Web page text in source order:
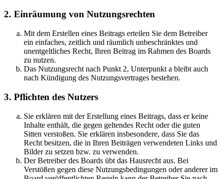
2. Einräumung von Nutzungsrechten
Mit dem Erstellen eines Beitrags erteilen Sie dem Betreiber
ein einfaches, zeitlich und räumlich unbeschränktes und
unentgeltliches Recht, Ihren Beitrag im Rahmen des Boards
zu nutzen.
Das Nutzungsrecht nach Punkt 2, Unterpunkt a bleibt auch
nach Kündigung des Nutzungsvertrages bestehen.
3. Pflichten des Nutzers
Sie erklären mit der Erstellung eines Beitrags, dass er keine
Inhalte enthält, die gegen geltendes Recht oder die guten
Sitten verstoßen. Sie erklären insbesondere, dass Sie das
Recht besitzen, die in Ihren Beiträgen verwendeten Links und
Bilder zu setzen bzw. zu verwenden.
Der Betreiber des Boards übt das Hausrecht aus. Bei
Verstößen gegen diese Nutzungsbedingungen oder anderer im